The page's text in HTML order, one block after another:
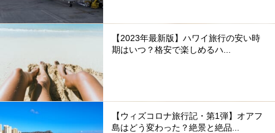
【2023年最新版】ハワイ旅行の安い時
期はいつ？格安で楽しめるハ...
【ウィズコロナ旅行記・第1弾】オアフ
島はどう変わった？絶景と絶品...